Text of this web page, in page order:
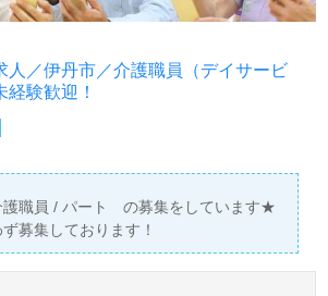
人／伊丹市／介護職員（デイサービ
験歓迎！
職員 / パート の募集をしています★
募集しております！